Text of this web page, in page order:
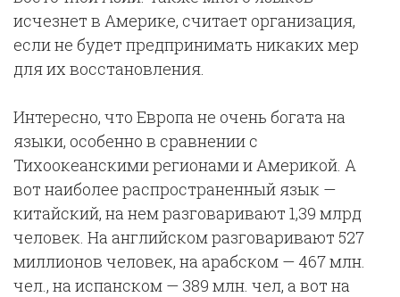
исчезнет в Америке, считает организация,
если не будет предпринимать никаких мер
для их восстановления.
Интересно, что Европа не очень богата на
языки, особенно в сравнении с
Тихоокеанскими регионами и Америкой. А
вот наиболее распространенный язык —
китайский, на нем разговаривают 1,39 млрд
человек. На английском разговаривают 527
миллионов человек, на арабском — 467 млн.
чел., на испанском — 389 млн. чел, а вот на